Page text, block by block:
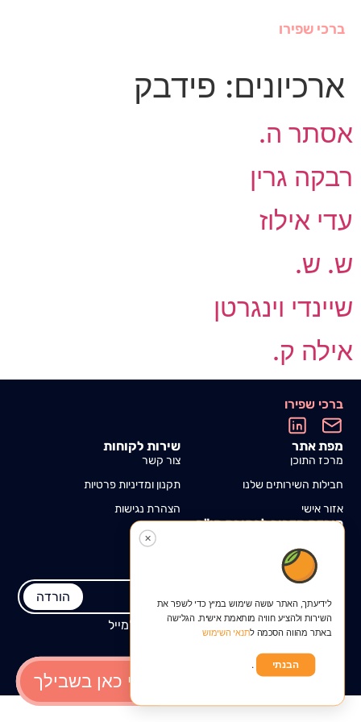
ברכי שפירו
ארכיונים: פידבק
אסתר ה.
רבקה גרין
עדי אילוז
ש. ש.
שיינדי וינגרטן
אילה ק.
ברכי שפירו
מפת אתר
מרכז התוכן
חבילות השירותים שלנו
אזור אישי
שירות לקוחות
צור קשר
תקנון ומדיניות פרטיות
הצהרת נגישות
הורדת מדריך לכתיבת קו"ח
עותק יישלח במייל
אני מאשרת קבלת דיוור ותוכן פרסומי למייל
הורדה
ברכי שפירו 2026
✕
לידיעתך, האתר עושה שימוש במיץ כדי לשפר את
השירות ולהציע חוויה מותאמת אישית. הגלישה
באתר מהווה הסכמה לתנאי השימוש
הבנתי .
ברכי כאן בשבילך